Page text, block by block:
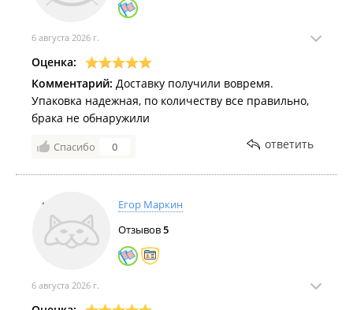
6 августа 2026 г.
Оценка:
Комментарий: Доставку получили вовремя.
Упаковка надежная, по количеству все правильно,
брака не обнаружили
Спасибо 0 ответить
Егор Маркин
Отзывов5
6 августа 2026 г.